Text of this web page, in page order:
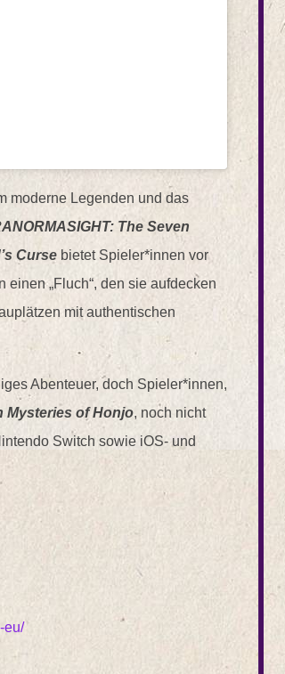
moderne Legenden und das
The Seven
Curse bietet Spieler*innen vor
„Fluch“, den sie aufdecken
mit authentischen
Abenteuer, doch Spieler*innen,
Mysteries of Honjo, noch nicht
Switch sowie iOS- und
eu/